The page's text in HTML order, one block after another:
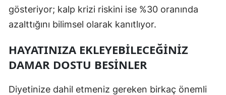
gösteriyor; kalp krizi riskini ise %30 oranında
azalttığını bilimsel olarak kanıtlıyor.
HAYATINIZA EKLEYEBILECEĞINIZ
DAMAR DOSTU BESINLER
Diyetinize dahil etmeniz gereken birkaç önemli